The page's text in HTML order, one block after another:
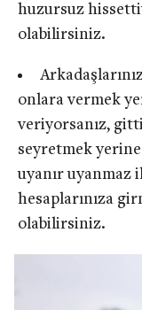
huzursuz
olabilirsiniz.
onlara vermek
veriyorsanız,
seyretmek
uyanır uyanmaz
hesaplarınıza
olabilirsiniz.